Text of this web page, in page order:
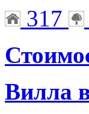
317
Вилла